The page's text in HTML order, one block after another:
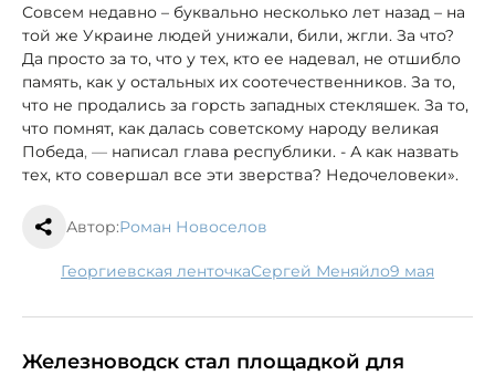
Совсем недавно – буквально несколько лет назад – на
той же Украине людей унижали, били, жгли. За что?
Да просто за то, что у тех, кто ее надевал, не отшибло
память, как у остальных их соотечественников. За то,
что не продались за горсть западных стекляшек. За то,
что помнят, как далась советскому народу великая
Победа, — написал глава республики. - А как назвать
тех, кто совершал все эти зверства? Недочеловеки».
Автор:Роман Новоселов
Георгиевская ленточка Сергей Меняйло 9 мая
Железноводск стал площадкой для